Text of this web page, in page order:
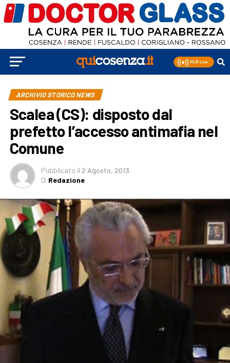
ARCHIVIO STORICO NEWS
Scalea (CS): disposto dal
prefetto l’accesso antimafia nel
Comune
Pubblicato il 2 Agosto, 2013
Di Redazione